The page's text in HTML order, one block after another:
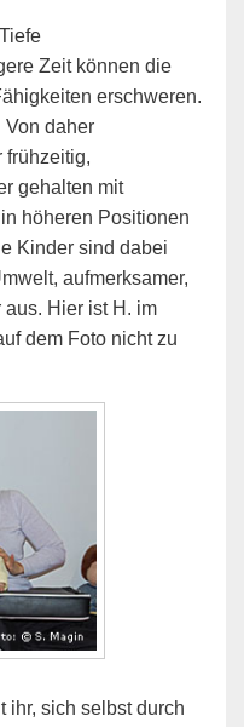
Tiefe
Zeit können die
erschweren.
Von daher
frühzeitig,
gehalten mit
höheren Positionen
Kinder sind dabei
aufmerksamer,
Hier ist H. im
dem Foto nicht zu
ihr, sich selbst durch